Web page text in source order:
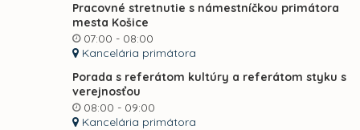
Pracovné stretnutie s námestníčkou primátora
mesta Košice
07:00 - 08:00
Kancelária primátora
Porada s referátom kultúry a referátom styku s
verejnosťou
08:00 - 09:00
Kancelária primátora